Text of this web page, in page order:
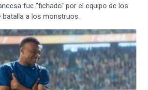
fue "fichado" por el equipo de los
batalla a los monstruos.